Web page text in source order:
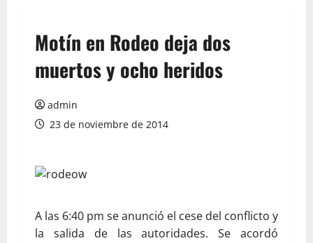
Motín en Rodeo deja dos
muertos y ocho heridos
admin
23 de noviembre de 2014
A las 6:40 pm se anunció el cese del conflicto y
la salida de las autoridades. Se acordó